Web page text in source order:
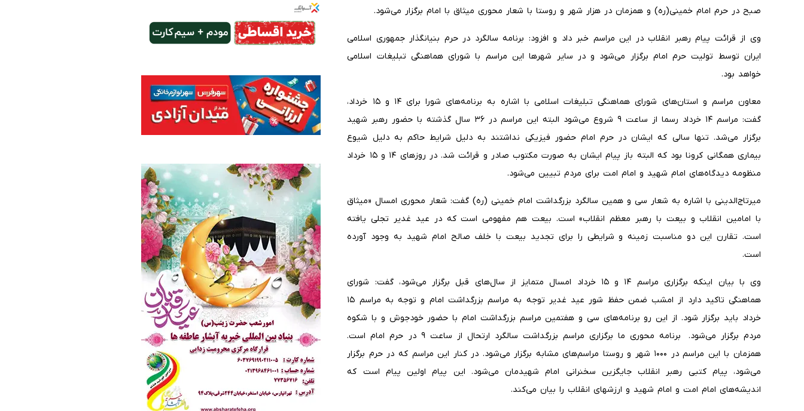
صبح در حرم امام خمینی(ره) و همزمان در هزار شهر و روستا با شعار محوری میثاق با امام برگزار می‌شود.
وی از قرائت پیام رهبر انقلاب در این مراسم خبر داد و افزود: برنامه سالگرد در حرم بنیانگذار جمهوری اسلامی
ایران توسط تولیت حرم امام برگزار می‌شود و در سایر شهرها این مراسم با شورای هماهنگی تبلیغات اسلامی
خواهد بود.
معاون مراسم و استان‌های شورای هماهنگی تبلیغات اسلامی با اشاره به برنامه‌های شورا برای ۱۴ و ۱۵ خرداد،
گفت: مراسم ۱۴ خرداد رسما از ساعت ۹ شروع می‌شود البته این مراسم در ۳۶ سال گذشته با حضور رهبر شهید
برگزار می‌شد. تنها سالی که ایشان در حرم امام حضور فیزیکی نداشتند به دلیل شرایط حاکم به دلیل شیوع
بیماری همگانی کرونا بود که البته باز پیام ایشان به صورت مکتوب صادر و قرائت شد. در روزهای ۱۴ و ۱۵ خرداد
منظومه دیدگاه‌های امام شهید و امام امت برای مردم تبیین می‌شود.
میرتاج‌الدینی با اشاره به شعار سی و همین سالگرد بزرگداشت امام خمینی (ره) گفت: شعار محوری امسال «میثاق
با امامین انقلاب و بیعت با رهبر معظم انقلاب» است. بیعت هم مفهومی است که در عید غدیر تجلی یافته
است. تقارن این دو مناسبت زمینه و شرایطی را برای تجدید بیعت با خلف صالح امام شهید به وجود آورده
است.
وی با بیان اینکه برگزاری مراسم ۱۴ و ۱۵ خرداد امسال متمایز از سال‌های قبل برگزار می‌شود، گفت: شورای
هماهنگی تاکید دارد از امشب ضمن حفظ شور عید غدیر توجه به مراسم بزرگداشت امام و توجه به مراسم ۱۵
خرداد باید برگزار شود. از این رو برنامه‌های سی و هفتمین مراسم بزرگداشت امام با حضور خودجوش و با شکوه
مردم برگزار می‌شود. برنامه محوری ما برگزاری مراسم بزرگداشت سالگرد ارتحال از ساعت ۹ در حرم امام است.
همزمان با این مراسم در ۱۰۰۰ شهر و روستا مراسم‌های مشابه برگزار می‌شود. در کنار این مراسم که در حرم برگزار
می‌شود، پیام کتبی رهبر انقلاب جایگزین سخنرانی امام شهیدمان می‌شود. این پیام اولین پیام است که
اندیشه‌های امام امت و امام شهید و ارزشهای انقلاب را بیان می‌کند.